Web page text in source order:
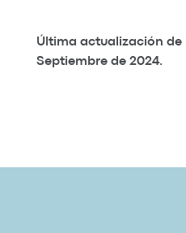
Última actualización de
Septiembre de 2024.